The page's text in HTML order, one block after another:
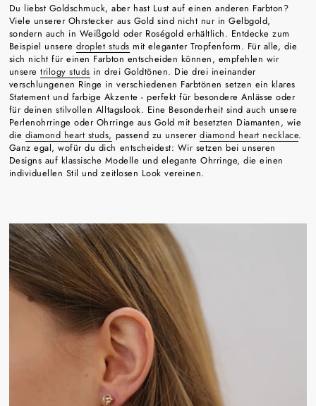
Du liebst Goldschmuck, aber hast Lust auf einen anderen Farbton?
Viele unserer Ohrstecker aus Gold sind nicht nur in Gelbgold,
sondern auch in Weißgold oder Roségold erhältlich. Entdecke zum
Beispiel unsere droplet studs mit eleganter Tropfenform. Für alle, die
sich nicht für einen Farbton entscheiden können, empfehlen wir
unseretrilogy studs in drei Goldtönen. Die drei ineinander
verschlungenen Ringe in verschiedenen Farbtönen setzen ein klares
Statement und farbige Akzente - perfekt für besondere Anlässe oder
für deinen stilvollen Alltagslook. Eine Besonderheit sind auch unsere
Perlenohrringe oder Ohrringe aus Gold mit besetzten Diamanten, wie
die diamond heart studs, passend zu unsererdiamond heart necklace.
Ganz egal, wofür du dich entscheidest: Wir setzen bei unseren
Designs auf klassische Modelle und elegante Ohrringe, die einen
individuellen Stil und zeitlosen Look vereinen.